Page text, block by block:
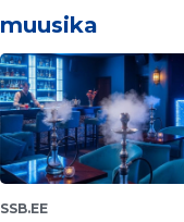
muusika
SSB.EE